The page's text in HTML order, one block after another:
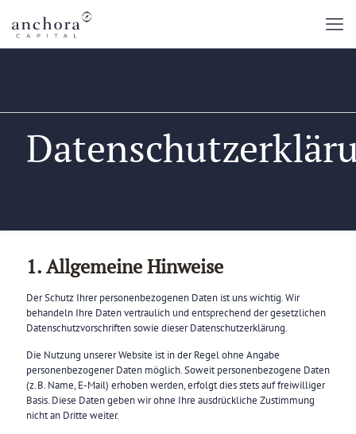
1. Allgemeine Hinweise
Der Schutz Ihrer personenbezogenen Daten ist uns wichtig. Wir
behandeln Ihre Daten vertraulich und entsprechend der gesetzlichen
Datenschutzvorschriften sowie dieser Datenschutzerklärung.
Die Nutzung unserer Website ist in der Regel ohne Angabe
personenbezogener Daten möglich. Soweit personenbezogene Daten
(z. B. Name, E-Mail) erhoben werden, erfolgt dies stets auf freiwilliger
Basis. Diese Daten geben wir ohne Ihre ausdrückliche Zustimmung
nicht an Dritte weiter.